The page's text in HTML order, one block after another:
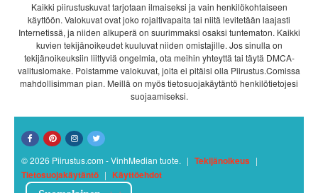
Kaikki piirustuskuvat tarjotaan ilmaiseksi ja vain henkilökohtaiseen
käyttöön. Valokuvat ovat joko rojaltivapaita tai niitä levitetään laajasti
Internetissä, ja niiden alkuperä on suurimmaksi osaksi tuntematon. Kaikki
kuvien tekijänoikeudet kuuluvat niiden omistajille. Jos sinulla on
tekijänoikeuksiin liittyviä ongelmia, ota meihin yhteyttä tai täytä DMCA-
valituslomake. Poistamme valokuvat, joita ei pitäisi olla Piirustus.Comissa
mahdollisimman pian. Meillä on myös tietosuojakäytäntö henkilötietojesi
suojaamiseksi.
© 2026 Piirustus.com - VinhMedian tuote. | Tekijänoikeus |
Tietosuojakäytäntö | Käyttöehdot